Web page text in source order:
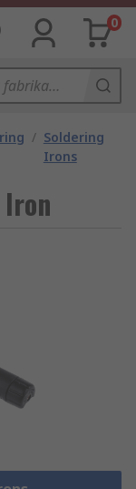
0
/ Soldering
Irons